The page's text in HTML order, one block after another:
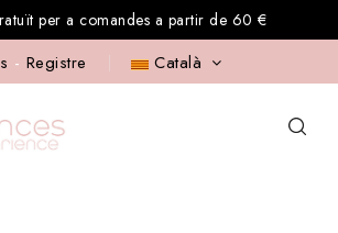
per a comandes a partir de 60 €
Català
- Registre